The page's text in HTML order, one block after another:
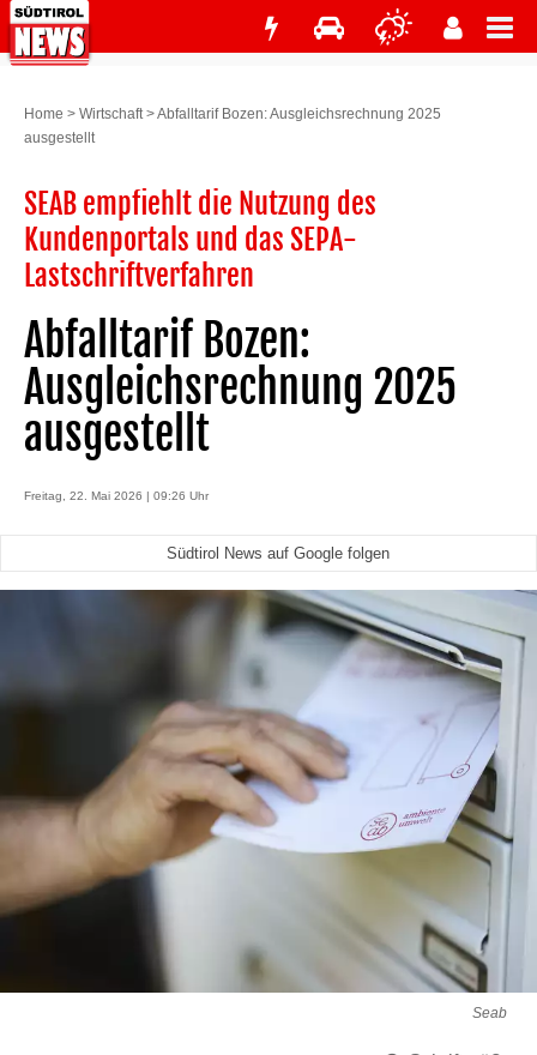
Home > Wirtschaft>Abfalltarif Bozen: Ausgleichsrechnung 2025
ausgestellt
SEAB empfiehlt die Nutzung des
Kundenportals und das SEPA-
Lastschriftverfahren
Abfalltarif Bozen:
Ausgleichsrechnung 2025
ausgestellt
Freitag, 22. Mai 2026 | 09:26 Uhr
Südtirol News auf Google folgen
Seab